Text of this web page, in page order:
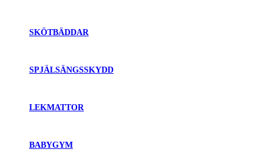
SKÖTBÄDDAR
SPJÄLSÄNGSSKYDD
LEKMATTOR
BABYGYM